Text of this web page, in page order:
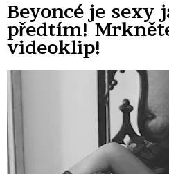
Beyoncé je sexy
předtím!
videoklip!